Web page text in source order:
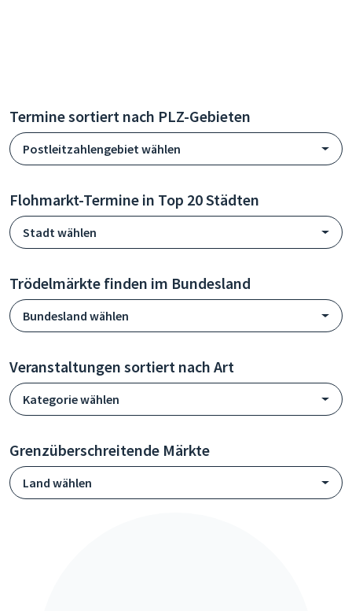
Termine sortiert nach PLZ-Gebieten
Postleitzahlengebiet wählen
Flohmarkt-Termine in Top 20 Städten
Stadt wählen
Trödelmärkte finden im Bundesland
Bundesland wählen
Veranstaltungen sortiert nach Art
Kategorie wählen
Grenzüberschreitende Märkte
Land wählen